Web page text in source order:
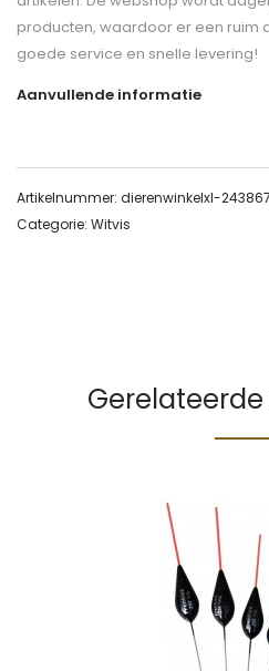
producten, waardoor er een ruim
goede service en snelle levering!
Aanvullende informatie
Artikelnummer: dierenwinkelxl-
Categorie: Witvis